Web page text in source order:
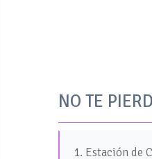
NO TE
1. Estación de